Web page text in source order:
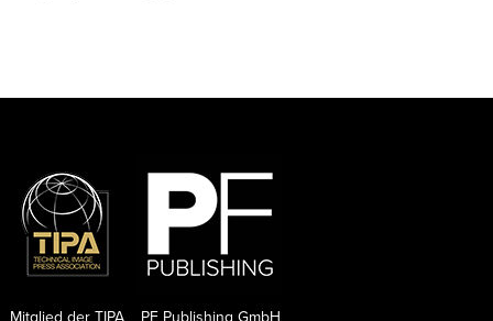
PF Publishing GmbH
Mitglied der TIPA